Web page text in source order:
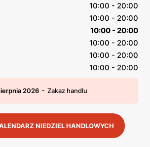
10:00 - 20:00
10:00 - 20:00
10:00 - 20:00
10:00 - 20:00
10:00 - 20:00
10:00 - 20:00
2026 - Zakaz handlu
NIEDZIEL HANDLOWYCH